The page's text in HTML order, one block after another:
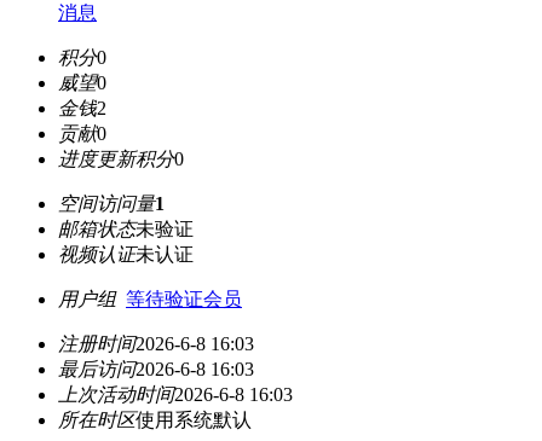
消息
积分0
威望0
金钱2
贡献0
进度更新积分0
空间访问量1
邮箱状态未验证
视频认证未认证
用户组 等待验证会员
注册时间2026-6-8 16:03
最后访问2026-6-8 16:03
上次活动时间2026-6-8 16:03
所在时区使用系统默认